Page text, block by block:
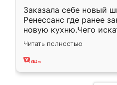
Заказала себе новый
Ренессанс где ранее
новую кухню.Чего
вполне довольна.
два года, нареканий нет.
Читать полностью